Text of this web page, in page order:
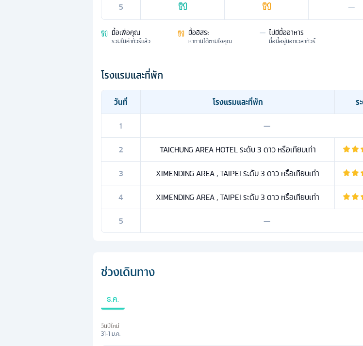
5 —
มื้อเพื่อคุณ
รวมในค่าทัวร์แล้ว
มื้ออิสระ
หาทานได้ตามใจคุณ
— ไม่มีมื้ออาหาร
มื้อนี้อยู่นอกเวลาทัวร์
โรงแรมและที่พัก
วันที่ โรงแรมและที่พัก
ร
1
—
2
TAICHUNG AREA HOTEL ระดับ 3 ดาว หรือเทียบเท่า
3
XIMENDING AREA , TAIPEI ระดับ 3 ดาว หรือเทียบเท่า
4
XIMENDING AREA , TAIPEI ระดับ 3 ดาว หรือเทียบเท่า
5
—
ช่วงเดินทาง
ธ.ค.
วันปีใหม่
31-1 ม.ค.